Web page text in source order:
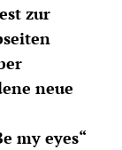
zur
neue
my eyes“